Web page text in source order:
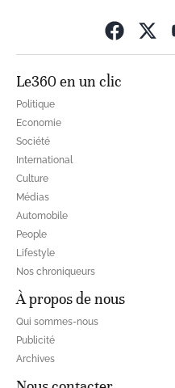
Le360 en un clic
Politique
Economie
Société
International
Culture
Médias
Automobile
People
Lifestyle
Nos chroniqueurs
À propos de nous
Qui sommes-nous
Publicité
Archives